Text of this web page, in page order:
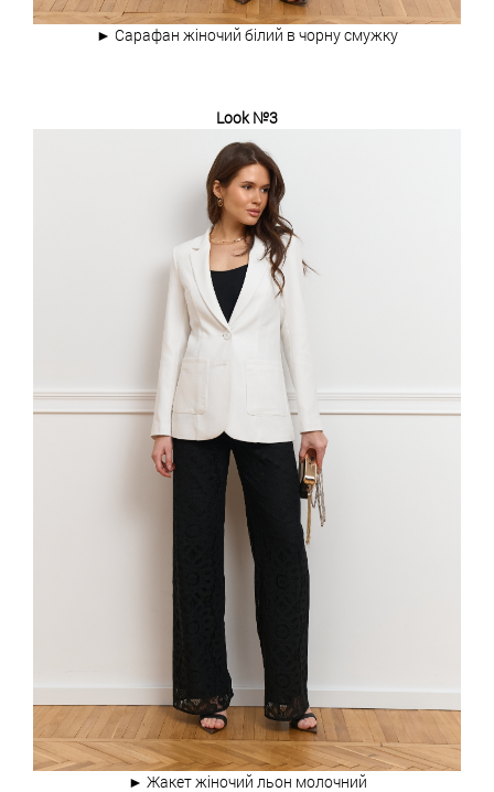
► Сарафан жіночий білий в чорну смужку
Look №3
► Жакет жіночий льон молочний